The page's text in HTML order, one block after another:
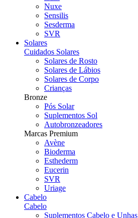
Nuxe
Sensilis
Sesderma
SVR
Solares
Cuidados Solares
Solares de Rosto
Solares de Lábios
Solares de Corpo
Crianças
Bronze
Pós Solar
Suplementos Sol
Autobronzeadores
Marcas Premium
Avène
Bioderma
Esthederm
Eucerin
SVR
Uriage
Cabelo
Cabelo
Suplementos Cabelo e Unhas